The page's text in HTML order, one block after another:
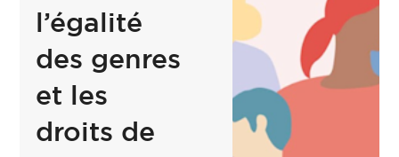
politiques et
ministres comme
Valéry Giscard
d’Estaing, François
Mitterrand ou
l’égalité
des genres
et les
droits de